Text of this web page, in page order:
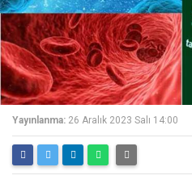
Yayınlanma: 26 Aralık 2023 Salı 14:00